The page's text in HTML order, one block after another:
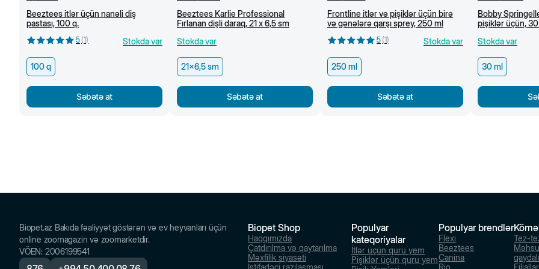
Beeztees itlər üçün nanəli diş
pastası, 100 q.
5 (1) Stokda var
100 q
Səbətə at
Beeztees Karlie Professional
Fırlanan dişli daraq, 21 x 6,5 sm
Stokda var
21x6,5 sm
Səbətə at
Frontline itlər və pişiklər üçün birə
və gənələrə qarşı sprey, 250 ml
5 (1) Stokda var
250 ml
Səbətə at
Bobby
pişiklər üçün,
Stokda var
30 ml
Biopet.az Bakıda fəaliyyət göstərən və ev heyvanları üçün
online zoomagazin və zoomarketdir.
VÖEN: 2006199541
Biopet Shop
Haqqımızda
Çatdırılma və qaytarılma
Məxfilik siyasəti
Populyar
kateqoriyalar
İtlər üçün quru yem
Pişiklər üçün quru yem
Populyar brendlər
Flexi
Beeztees
Canina
Tez-